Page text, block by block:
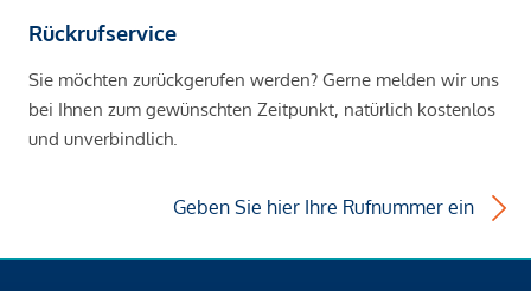
Rückrufservice
Sie möchten zurückgerufen werden? Gerne melden wir uns
bei Ihnen zum gewünschten Zeitpunkt, natürlich kostenlos
und unverbindlich.
Geben Sie hier Ihre Rufnummer ein